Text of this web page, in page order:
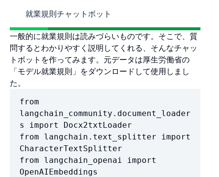
就業規則チャットボット
一般的に就業規則は読みづらいものです。そこで、質
問するとわかりやすく説明してくれる、そんなチャッ
トボットを作ってみます。元データは厚生労働省の
「モデル就業規則」をダウンロードして使用しまし
た。
from
langchain_community.document_loader
s import Docx2txtLoader
from langchain.text_splitter import
CharacterTextSplitter
from langchain_openai import
OpenAIEmbeddings